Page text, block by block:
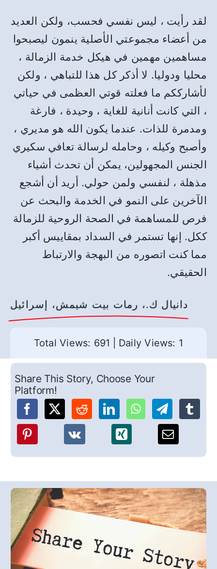
لقد رأيت ، ليس نفسي فحسب، ولكن العديد
من أعضاء مجموعتي الأصلية ينمون ليصبحوا
مساهمين مهمين في هيكل خدمة الزمالة ،
محليا ودوليا. لا أذكر كل هذا للتباهي ، ولكن
لأشارككم ما فعلته قوتي العظمى في حياتي
، التي كانت أنانية للغاية ، وحيدة ، فارغة
ومدمرة للذات. عندما يكون الله هو مديري ،
وأصبح وكيله ، وحامله لرسالة تعافي سكيري
الجنس المجهولين، يمكن أن تحدث أشياء
مذهلة ، لنفسي ولمن حولي. أريد أن أشجع
الآخرين على النمو في الخدمة والبحث عن
فرص للمساهمة في الصحة الروحية للزمالة
ككل. إنها تستمر في السداد بمقاييس أكبر
مما كنت اتصوره من البهجة والارتباط
الحقيقي.
دانيال ك.، رمات بيت شيمش، إسرائيل
Total Views: 691 Daily Views: 1
Share This Story, Choose Your
Platform!